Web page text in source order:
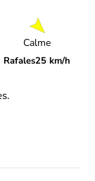
Calme
Rafales25 km/h